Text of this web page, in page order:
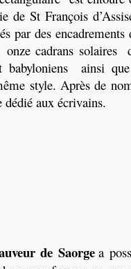
de St François
par des
onze cadrans
babyloniens ainsi
style. Après de
aux écrivains.
de Saorge a